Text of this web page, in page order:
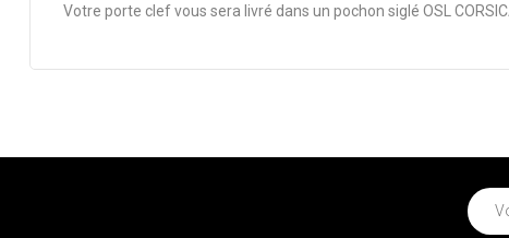
Votre porte clef vous sera livré dans un pochon siglé OSL